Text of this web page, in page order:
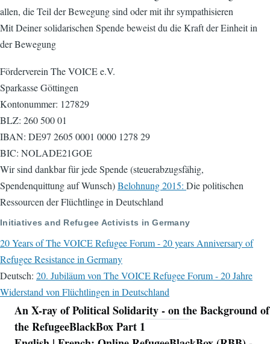
allen, die Teil der Bewegung sind oder mit ihr sympathisieren
Mit Deiner solidarischen Spende beweist du die Kraft der Einheit in
der Bewegung
Förderverein The VOICE e.V.
Sparkasse Göttingen
Kontonummer: 127829
BLZ: 260 500 01
IBAN: DE97 2605 0001 0000 1278 29
BIC: NOLADE21GOE
Wir sind dankbar für jede Spende (steuerabzugsfähig,
Spendenquittung auf Wunsch)Belohnung 2015: Die politischen
Ressourcen der Flüchtlinge in Deutschland
Initiatives and Refugee Activists in Germany
20 Years of The VOICE Refugee Forum - 20 years Anniversary of
Refugee Resistance in Germany
Deutsch: 20. Jubiläum von The VOICE Refugee Forum - 20 Jahre
Widerstand von Flüchtlingen in Deutschland
Navigation
An X-ray of Political Solidarity - on the Background of
the RefugeeBlackBox Part 1